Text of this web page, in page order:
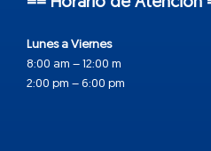
Lunes a Viernes
8:00 am – 12:00 m
2:00 pm – 6:00 pm